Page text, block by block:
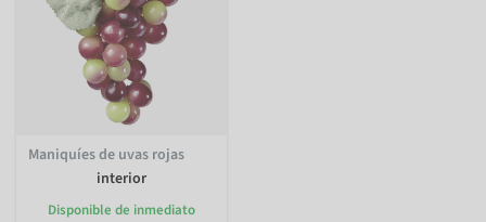
Maniquíes de uvas rojas
interior
Disponible de inmediato